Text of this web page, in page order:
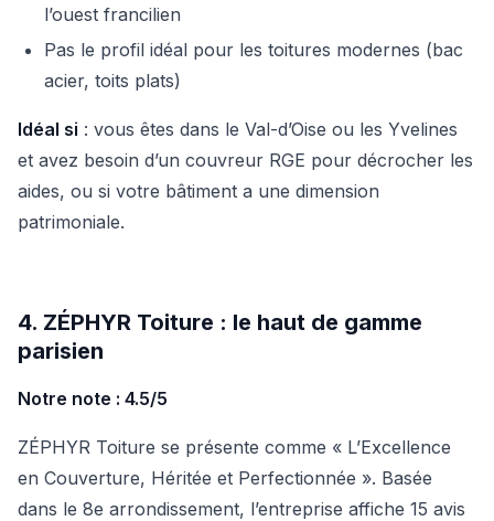
l’ouest francilien
Pas le profil idéal pour les toitures modernes (bac
acier, toits plats)
Idéal si : vous êtes dans le Val-d’Oise ou les Yvelines
et avez besoin d’un couvreur RGE pour décrocher les
aides, ou si votre bâtiment a une dimension
patrimoniale.
4. ZÉPHYR Toiture : le haut de gamme
parisien
Notre note : 4.5/5
ZÉPHYR Toiture se présente comme « L’Excellence
en Couverture, Héritée et Perfectionnée ». Basée
dans le 8e arrondissement, l’entreprise affiche 15 avis